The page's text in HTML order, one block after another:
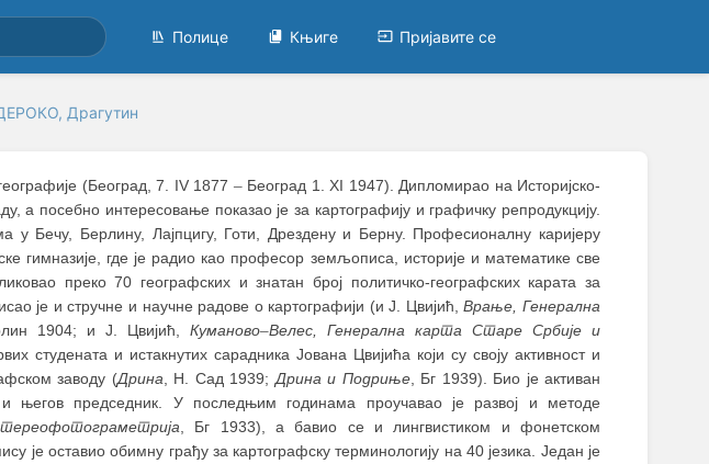
Полице Књиге Пријавите се
Драгутин
(Београд, 7. IV 1877 –Београд 1. XI 1947). Дипломирао на Историјско-
а посебно интересовање показао је за картографију и графичку репродукцију.
у Бечу, Берлину, Лајпцигу, Готи, Дрездену и Берну. Професионалну каријеру
гимназије, где је радио као професор земљописа, историје и математике све
преко 70 географских и знатан број политичко-географских карата за
је и стручне и научне радове о картографији (и Ј. Цвијић,Врање, Генерална
1904; и Ј. Цвијић, Куманово–Велес, Генерална карта Старе Србије и
студената и истакнутих сарадника Јована Цвијића који су своју активност и
заводу (Дрина, Н. Сад 1939;Дрина и Подриње, Бг 1939). Био је активан
његов председник. У последњим годинама проучавао је развој и методе
, Бг 1933), а бавио се и лингвистиком и фонетском
је оставио обимну грађу за картографску терминологију на 40 језика. Један је